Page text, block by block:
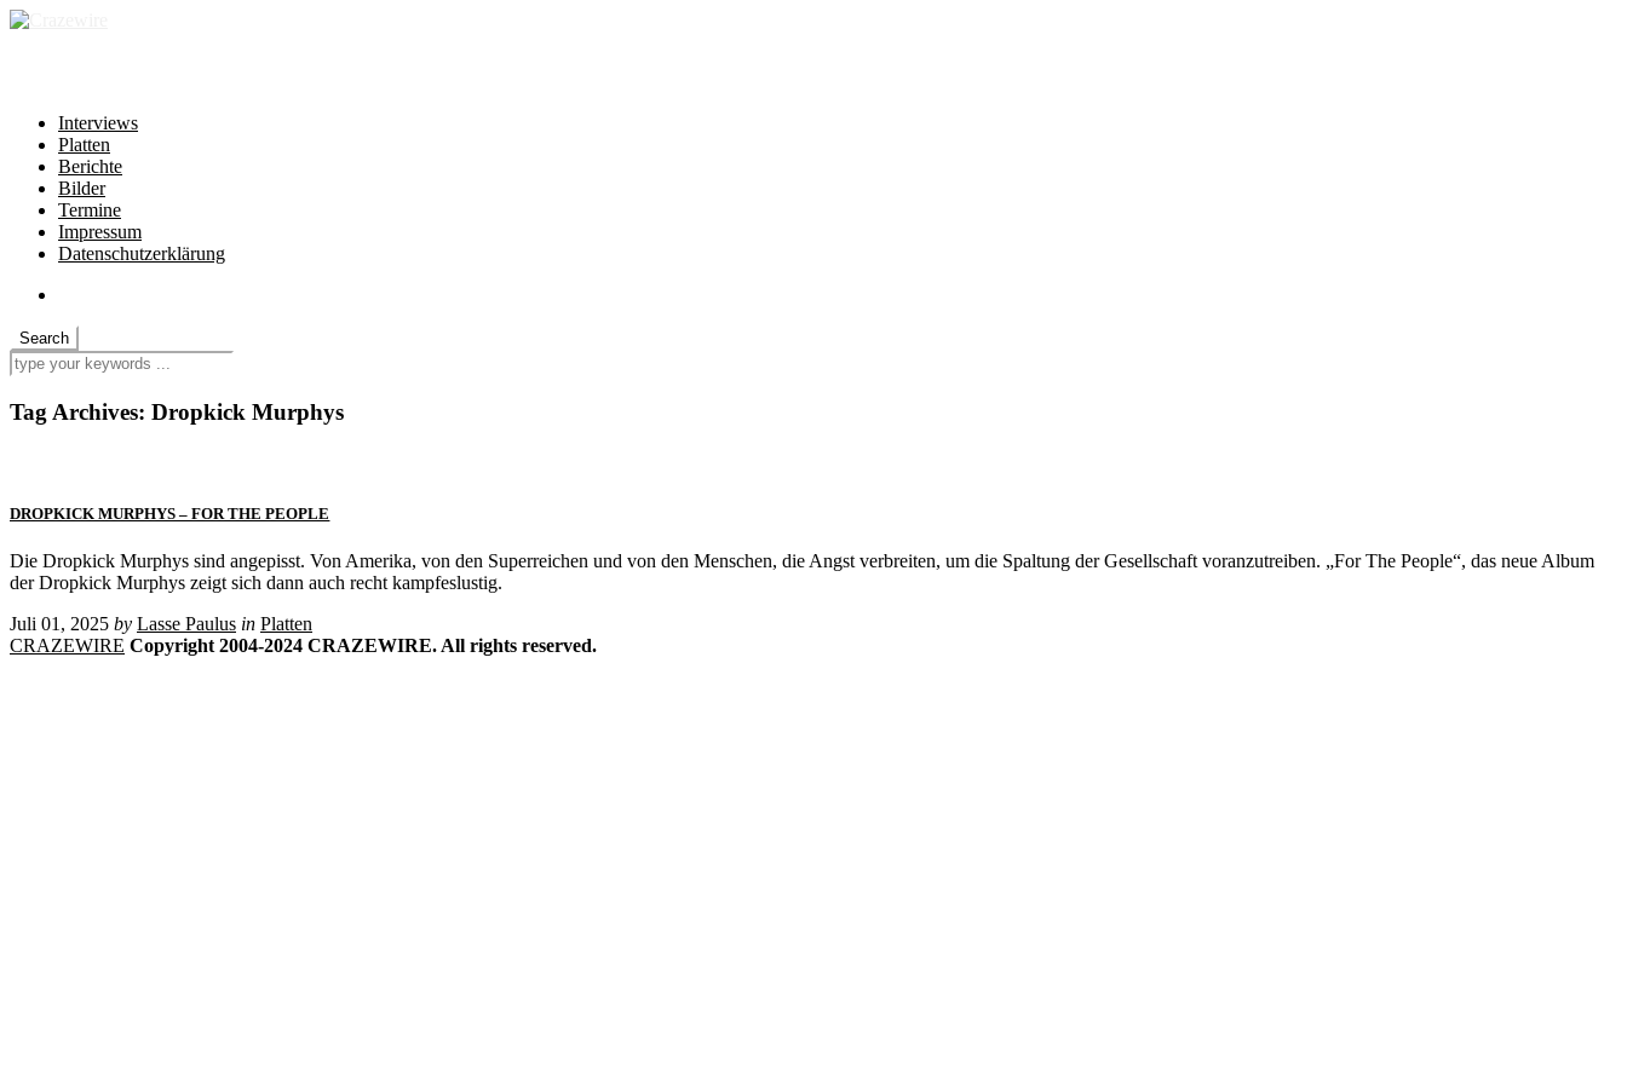
Interviews
Platten
Berichte
Bilder
Termine
Impressum
Datenschutzerklärung
Tag Archives: Dropkick Murphys
DROPKICK MURPHYS – FOR THE PEOPLE
Die Dropkick Murphys sind angepisst. Von Amerika, von den Superreichen und von den Menschen, die Angst verbreiten, um die Spaltung der Gesellschaft voranzutreiben. „For The People“, das neue Album
der Dropkick Murphys zeigt sich dann auch recht kampfeslustig.
Juli 01, 2025 by Lasse Paulus in Platten
CRAZEWIRE Copyright 2004-2024 CRAZEWIRE. All rights reserved.